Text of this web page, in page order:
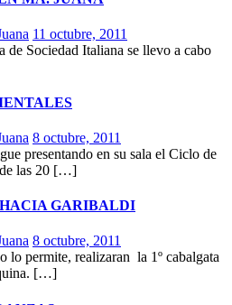
11 octubre, 2011
de Sociedad Italiana se llevo a cabo
8 octubre, 2011
presentando en su sala el Ciclo de
de las 20 […]
GARIBALDI
8 octubre, 2011
lo permite, realizaran la 1º cabalgata
[…]